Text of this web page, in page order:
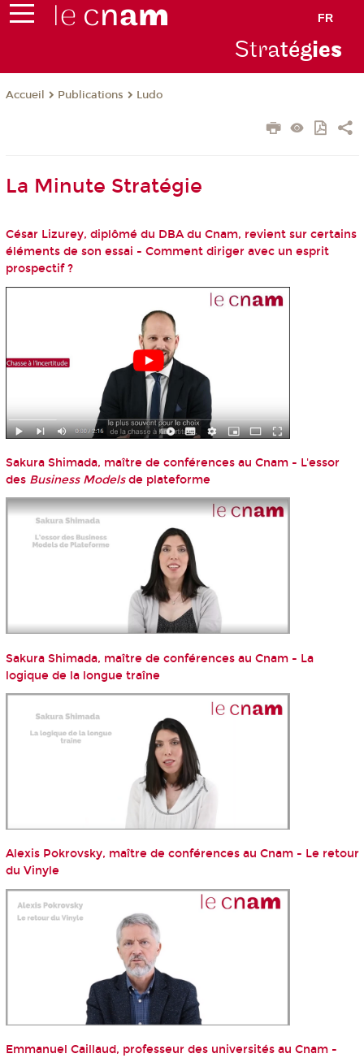
FR
Stratégies
Accueil Publications Ludo
La Minute Stratégie
César Lizurey, diplômé du DBA du Cnam, revient sur certains
éléments de son essai - Comment diriger avec un esprit
prospectif ?
Sakura Shimada, maître de conférences au Cnam - L'essor
des Business Modelsde plateforme
Sakura Shimada, maître de conférences au Cnam - La
logique de la longue traîne
Alexis Pokrovsky, maître de conférences au Cnam - Le retour
du Vinyle
Emmanuel Caillaud, professeur des universités au Cnam -